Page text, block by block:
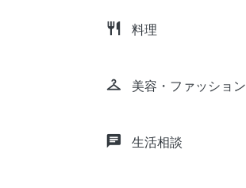
restaurant 料理
checkroom 美容・ファッション
chat 生活相談